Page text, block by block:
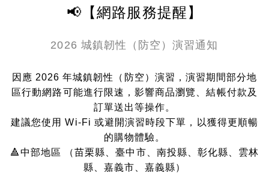
2
1
📢【網路服務提醒】
2026 城鎮韌性（防空）演習通知
因應 2026 年城鎮韌性（防空）演習，演習期間部分地
區行動網路可能進行限速，影響商品瀏覽、結帳付款及
訂單送出等操作。
建議您使用 Wi-Fi 或避開演習時段下單，以獲得更順暢
的購物體驗。
🔺中部地區 （苗栗縣、臺中市、南投縣、彰化縣、雲林
縣、嘉義市、嘉義縣）